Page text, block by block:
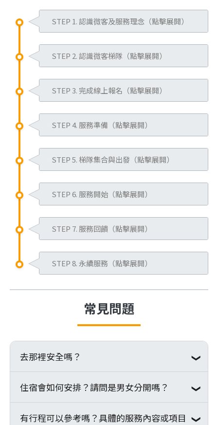
STEP 1. 認識微客及服務理念（點擊展開）
每個組織關注的議題以及服務對象皆
有不同，因此服務規範和模式勢必也
而微客國際志工主要著重於孩童陪
伴，以區域結合不同的弱勢兒童議題
為出發，並以團隊方式進行服務為理
念。
您可先閱讀官網各梯隊簡章(點我了解
更多)或參與說明會(點我了解更多
也可於上班日10:00至17:00致電微客
總部等方式，事先瞭解各據點情況或
直接報名梯隊，並於報名繳費後，參
與微客總部所辦理的「微客志工訓
練」實際了解更多微客服務。
STEP 2. 認識微客梯隊（點擊展開）
微客的服務據點遍及泰國、菲律賓、
蒙古國、尼泊爾、印度、台灣、非
志工進入當地，進行5至12天的弱勢
兒少服務。微客梯隊全年度開放報
名，每年 8 月份會開放隔年梯隊報
名，您可依照國家、時間、關注議題
等選擇適合您的梯次，也可選擇台灣
集合或當地集合。
【台灣集合】
費用包含機票、當地交通及住宿、服
務據點內膳食、2至3次行前籌備訓
練、保險、微客排汗衫、梯隊手環、
台灣梯隊-滿15歲者保200萬意外身故
及20萬意外醫療，未滿15歲者僅保10
萬意外醫療；
國外梯隊-滿15歲者保400萬意外身故
及40萬疾病意外醫療，未滿15歲者僅
保20萬疾病意外醫療。
宜，請見諒。
STEP 3. 完成線上報名（點擊展開）
透過官網選擇您想要報名的梯
次，註冊會員並登入填寫基本
報名成功後，將收到Email通
知，登入會員即可查詢您所報
名梯次的行程及引導員等相關
資料。
並於期限內繳交費用，於七日
內上傳所需資料，例如護照影
本、台胞證影本(中國大陸梯
次)、家長同意書(link is external)
(未滿20歲
者)等。
※完成以上步驟即報名成功
STEP 4. 服務準備（點擊展開）
閱讀「服務預備起」系列信
件。
名)，了解包含相關出隊須知、
服務核心與理念、服務環境、
志工角色…等，提升於服務期
間之知能。
預先購買從自家住處至集合地
之來回車票(特別是台灣梯隊-
東部地區)。
於出發前1~2個月至旅遊醫學門
診諮詢，備齊個人常備藥品。
依各國入境規定，儘早辦理簽
完成役男出境申請，請至移民
「出境核准通知單」紙本，於
機場櫃檯前出示(報名台灣梯隊
STEP 5. 梯隊集合與出發（點擊展開）
根據出隊通知或當地集合通知，準時
抵達集合地點。若因個人因素未能準
與梯隊同時間進入服務據點，將視同
放棄此次服務資格，且不予以退費。
※點我查看微客梯隊退費
STEP 6. 服務開始（點擊展開）
微客國際志工服務的三大面向：弱勢
孩童陪伴及活動帶領(佔40%)、體驗
收穫(佔20%)。服務過程中遵守微客
服務規範，並隨引導員的帶領，進行
團隊行動。
STEP 7. 服務回饋（點擊展開）
於梯隊結束後兩週內，登入會員找到
所報名之梯次，上傳不限任何形式的
畫、IG或FB公開分享貼文並標註微客
截圖、GoogleMap搜尋微客公益行動
協會評論截圖等，經審核後，即可立
即取得志工證明電子檔。
STEP 8. 永續服務（點擊展開）
束而就此劃上句點。梯隊結束後，如
何達到「陪伴服務的延續」更是微客
重視的一環。
梯隊結束後，歡迎持續參加志工增能
訓練、擔任說明會的分享者、講師、
公益購的模特、活動規劃回饋者、分
享梯隊影像紀錄、參與其他服務專
案、成為年度活動志工或透過培訓成
為引導員( 點我了解更多)；除了上述
常見問題
去那裡安全嗎？
微客一向以志工安全為第一考量，透過探勘
隊、探勘服務隊、服務隊的階段，評估據點
及周遭環境的安全性，同時在出隊前及期
住宿會如何安排？請問是男女分開嗎？
皆住在據點提供的志工宿舍，男女分宿，需
有行程可以參考嗎？具體的服務內容或項目